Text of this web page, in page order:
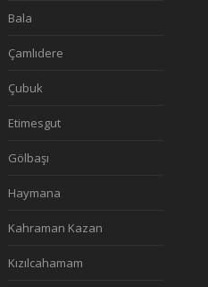
Bala
Çamlıdere
Çubuk
Etimesgut
Gölbaşı
Haymana
Kahraman Kazan
Kızılcahamam